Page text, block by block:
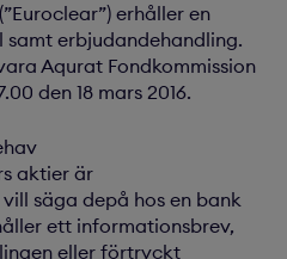
erhåller en
erbjudandehandling.
Aqurat Fondkommission
den 18 mars 2016.
aktier är
säga depå hos en bank
ett informationsbrev,
eller förtryckt